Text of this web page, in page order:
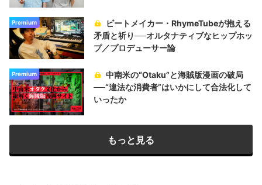
Premium
ビートメイカー・RhymeTubeが抱える
矛盾と祈り──オルタナティブなヒップホッ
プ／プロデューサー論
Premium
中南米の“Otaku”と海賊版漫画の破局
──“違法な消費者”はいかにして合法化して
いったか
もっと見る